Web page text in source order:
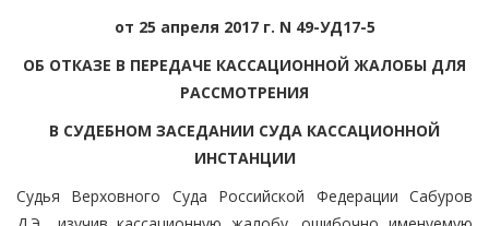
от 25 апреля 2017 г. N 49-УД17-5
ОБ ОТКАЗЕ В ПЕРЕДАЧЕ КАССАЦИОННОЙ ЖАЛОБЫ ДЛЯ
РАССМОТРЕНИЯ
В СУДЕБНОМ ЗАСЕДАНИИ СУДА КАССАЦИОННОЙ
ИНСТАНЦИИ
Судья Верховного Суда Российской Федерации Сабуров